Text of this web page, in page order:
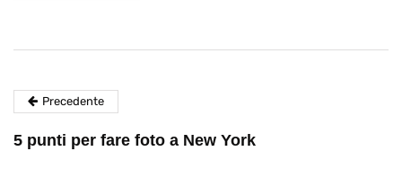
Precedente
5 punti per fare foto a New York